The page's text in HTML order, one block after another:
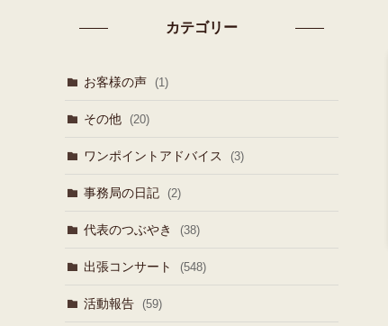
カテゴリー
お客様の声 (1)
その他 (20)
ワンポイントアドバイス (3)
事務局の日記 (2)
代表のつぶやき (38)
出張コンサート (548)
活動報告 (59)